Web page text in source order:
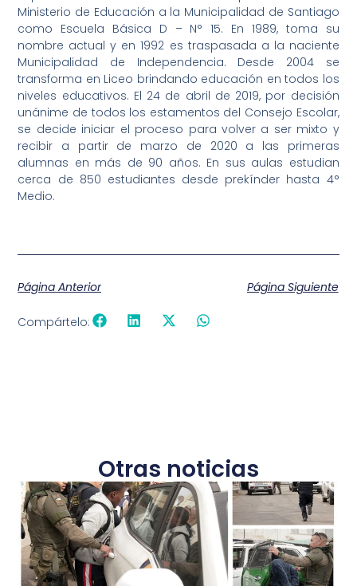
Ministerio de Educación a la Municipalidad de Santiago
como Escuela Básica D – N° 15. En 1989, toma su
nombre actual y en 1992 es traspasada a la naciente
Municipalidad de Independencia. Desde 2004 se
transforma en Liceo brindando educación en todos los
niveles educativos. El 24 de abril de 2019, por decisión
unánime de todos los estamentos del Consejo Escolar,
se decide iniciar el proceso para volver a ser mixto y
recibir a partir de marzo de 2020 a las primeras
alumnas en más de 90 años. En sus aulas estudian
cerca de 850 estudiantes desde prekínder hasta 4°
Medio.
Página Anterior Página Siguiente
Compártelo:
Otras noticias